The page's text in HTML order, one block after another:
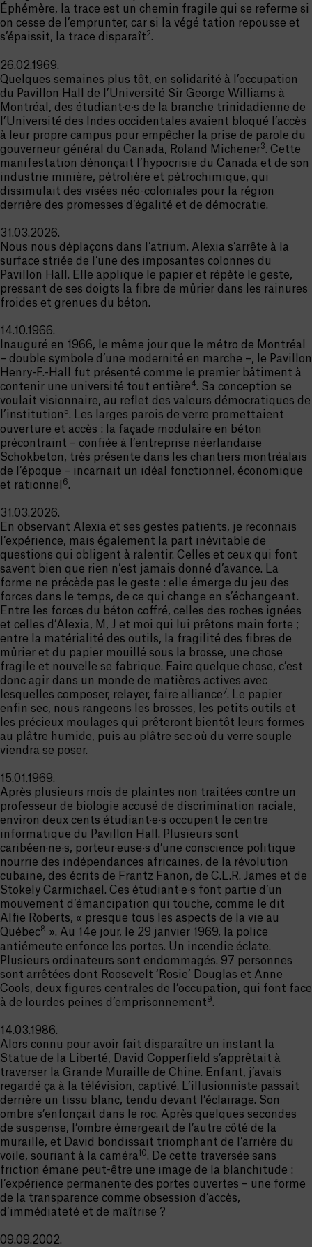
Éphémère, la trace est un chemin fragile qui se referme si
on cesse de l’emprunter, car si la végé tation repousse et
s’épaissit, la trace disparaît2.
26.02.1969.
Quelques semaines plus tôt, en solidarité à l’occupation
du Pavillon Hall de l’Université Sir George Williams à
Montréal, des étudiant·e·s de la branche trinidadienne de
l’Université des Indes occidentales avaient bloqué l’accès
à leur propre campus pour empêcher la prise de parole du
gouverneur général du Canada, Roland Michener3. Cette
manifestation dénonçait l’hypocrisie du Canada et de son
industrie minière, pétrolière et pétrochimique, qui
dissimulait des visées néo-coloniales pour la région
derrière des promesses d’égalité et de démocratie.
31.03.2026.
Nous nous déplaçons dans l’atrium. Alexia s’arrête à la
surface striée de l’une des imposantes colonnes du
Pavillon Hall. Elle applique le papier et répète le geste,
pressant de ses doigts la fibre de mûrier dans les rainures
froides et grenues du béton.
14.10.1966.
Inauguré en 1966, le même jour que le métro de Montréal
– double symbole d’une modernité en marche –, le Pavillon
Henry-F.-Hall fut présenté comme le premier bâtiment à
contenir une université tout entière4. Sa conception se
voulait visionnaire, au reflet des valeurs démocratiques de
l’institution 5. Les larges parois de verre promettaient
ouverture et accès : la façade modulaire en béton
précontraint – confiée à l’entreprise néerlandaise
Schokbeton, très présente dans les chantiers montréalais
de l’époque – incarnait un idéal fonctionnel, économique
et rationnel
6.
31.03.2026.
En observant Alexia et ses gestes patients, je reconnais
l’expérience, mais également la part inévitable de
questions qui obligent à ralentir. Celles et ceux qui font
savent bien que rien n’est jamais donné d’avance. La
forme ne précède pas le geste : elle émerge du jeu des
forces dans le temps, de ce qui change en s’échangeant.
Entre les forces du béton coffré, celles des roches ignées
et celles d’Alexia, M, J et moi qui lui prêtons main forte ;
entre la matérialité des outils, la fragilité des fibres de
mûrier et du papier mouillé sous la brosse, une chose
fragile et nouvelle se fabrique. Faire quelque chose, c’est
donc agir dans un monde de matières actives avec
lesquelles composer, relayer, faire alliance 7. Le papier
enfin sec, nous rangeons les brosses, les petits outils et
les précieux moulages qui prêteront bientôt leurs formes
au plâtre humide, puis au plâtre sec où du verre souple
viendra se poser.
15.01.1969.
Après plusieurs mois de plaintes non traitées contre un
professeur de biologie accusé de discrimination raciale,
environ deux cents étudiant·e·s occupent le centre
informatique du Pavillon Hall. Plusieurs sont
caribéen·ne·s, porteur·euse·s d’une conscience politique
nourrie des indépendances africaines, de la révolution
cubaine, des écrits de Frantz Fanon, de C.L.R. James et de
Stokely Carmichael. Ces étudiant·e·s font partie d’un
mouvement d’émancipation qui touche, comme le dit
Alfie Roberts, « presque tous les aspects de la vie au
Québec8 ». Au 14e jour, le 29 janvier 1969, la police
antiémeute enfonce les portes. Un incendie éclate.
Plusieurs ordinateurs sont endommagés. 97 personnes
sont arrêtées dont Roosevelt ‘Rosie’ Douglas et Anne
Cools, deux figures centrales de l’occupation, qui font face
à de lourdes peines d’emprisonnement9.
14.03.1986.
Alors connu pour avoir fait disparaître un instant la
Statue de la Liberté, David Copperfield s’apprêtait à
traverser la Grande Muraille de Chine. Enfant, j’avais
regardé ça à la télévision, captivé. L’illusionniste passait
derrière un tissu blanc, tendu devant l’éclairage. Son
ombre s’enfonçait dans le roc. Après quelques secondes
de suspense, l’ombre émergeait de l’autre côté de la
muraille, et David bondissait triomphant de l’arrière du
voile, souriant à la caméra10. De cette traversée sans
friction émane peut-être une image de la blanchitude :
l’expérience permanente des portes ouvertes – une forme
de la transparence comme obsession d’accès,
d’immédiateté et de maîtrise ?
09.09.2002.